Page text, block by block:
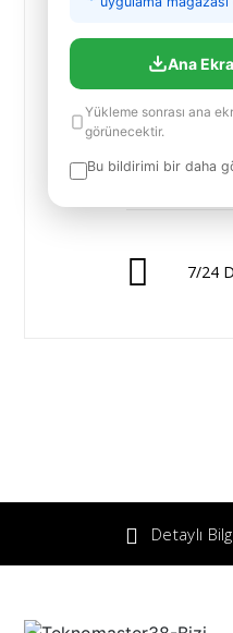
7/24
Detaylı
Ana
Yükleme sonrası ana
görünecektir.
Bu bildirimi bir daha